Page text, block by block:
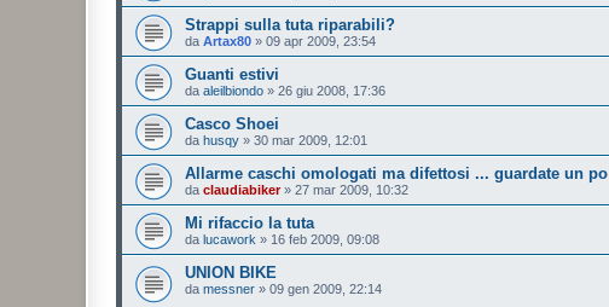
Strappi sulla tuta riparabili?
da Artax80 » 09 apr 2009, 23:54
Guanti estivi
da aleilbiondo » 26 giu 2008, 17:36
Casco Shoei
da husqy » 30 mar 2009, 12:01
Allarme caschi omologati ma difettosi ... guardate un po
da claudiabiker» 27 mar 2009, 10:32
Mi rifaccio la tuta
da lucawork » 16 feb 2009, 09:08
UNION BIKE
da messner » 09 gen 2009, 22:14